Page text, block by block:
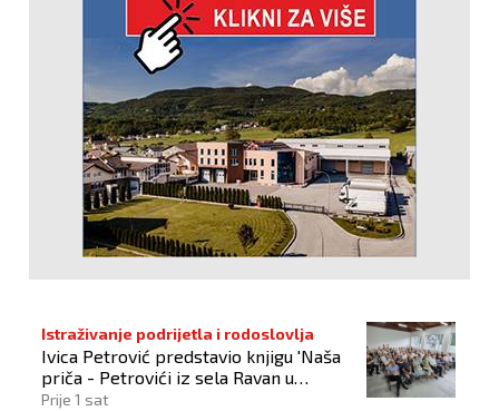
Istraživanje podrijetla i rodoslovlja
Ivica Petrović predstavio knjigu 'Naša
priča - Petrovići iz sela Ravan u
Busovači'
Prije 1 sat